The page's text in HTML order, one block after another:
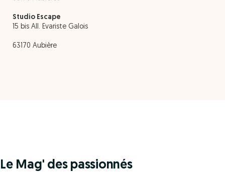
Studio Escape
15 bis All. Evariste Galois
63170 Aubière
Le Mag' des passionnés